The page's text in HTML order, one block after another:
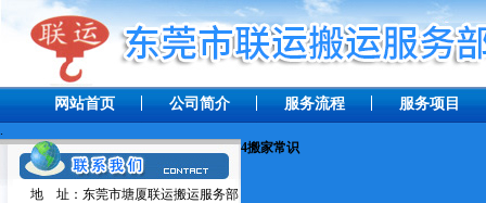
网站首页 公司简介 服务流程 服务项目
.
地 址：东莞市塘厦联运搬运服务部
4搬家常识